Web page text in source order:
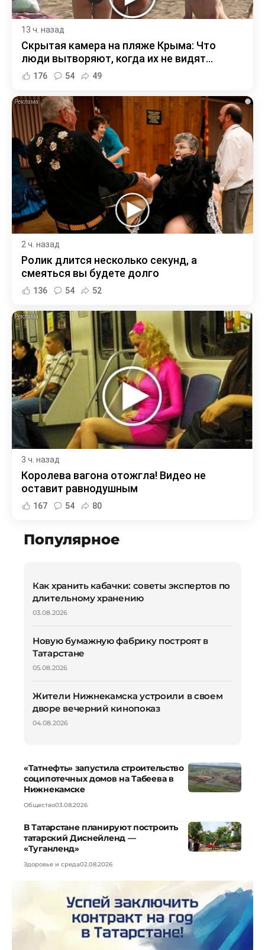
13 ч. назад
Скрытая камера на пляже Крыма: Что
люди вытворяют, когда их не видят...
176 54 49
i
2 ч. назад
Ролик длится несколько секунд, а
смеяться вы будете долго
136 54 52
i
3 ч. назад
Королева вагона отожгла! Видео не
оставит равнодушным
167 54 80
Популярное
Как хранить кабачки: советы экспертов по
длительному хранению
03.08.2026
Новую бумажную фабрику построят в
Татарстане
05.08.2026
Жители Нижнекамска устроили в своем
дворе вечерний кинопоказ
04.08.2026
«Татнефть» запустила строительство
соципотечных домов на Табеева в
Нижнекамске
Общество03.08.2026
В Татарстане планируют построить
татарский Диснейленд —
«Туганленд»
Здоровье и среда02.08.2026